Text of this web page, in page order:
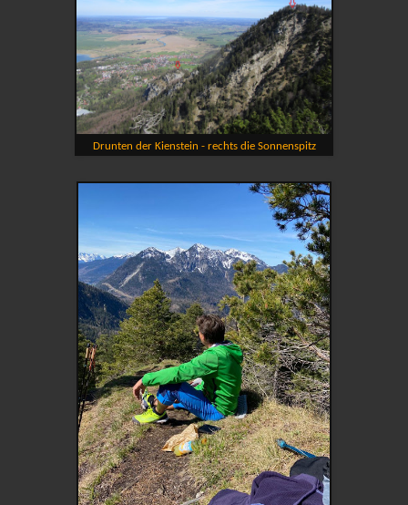
Drunten der Kienstein - rechts die Sonnenspitz